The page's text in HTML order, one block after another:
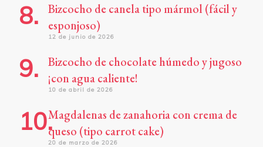
Bizcocho de canela tipo mármol (fácil y
esponjoso)
12 de junio de 2026
Bizcocho de chocolate húmedo y jugoso
¡con agua caliente!
10 de abril de 2026
Magdalenas de zanahoria con crema de
queso (tipo carrot cake)
20 de marzo de 2026